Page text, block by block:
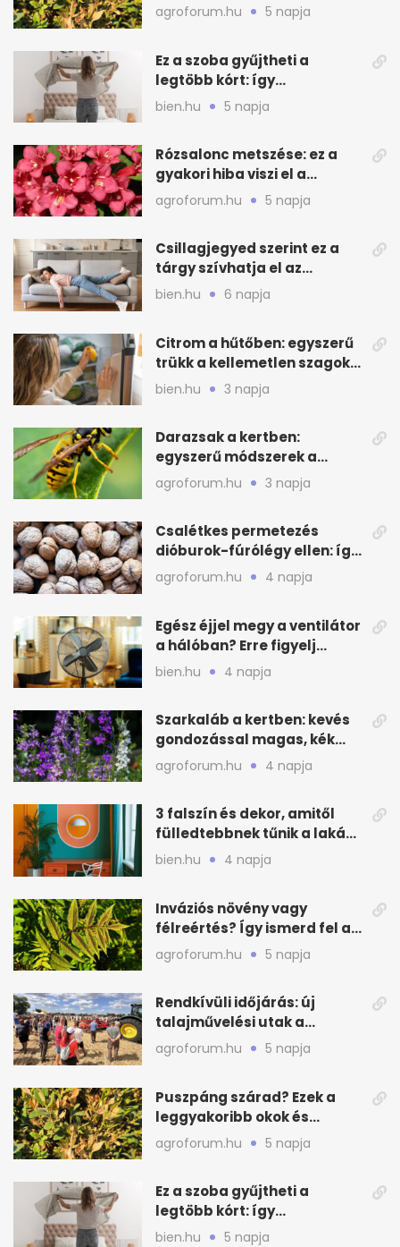
teendők
agroforum.hu 5 napja
Ez a szoba gyűjtheti a
legtöbb kórt: így
mélytisztítsd otthon
bien.hu 5 napja
Rózsalonc metszése: ez a
gyakori hiba viszi el a
virágzást
agroforum.hu 5 napja
Csillagjegyed szerint ez a
tárgy szívhatja el az
otthonod energiáját
bien.hu 6 napja
Citrom a hűtőben: egyszerű
trükk a kellemetlen szagok
ellen
bien.hu 3 napja
Darazsak a kertben:
egyszerű módszerek a
távoltartásukra nyáron
agroforum.hu 3 napja
Csalétkes permetezés
dióburok-fúrólégy ellen: így
csináld a kertben
agroforum.hu 4 napja
Egész éjjel megy a ventilátor
a hálóban? Erre figyelj
alvásnál nyáron
bien.hu 4 napja
Szarkaláb a kertben: kevés
gondozással magas, kék
virágfalat ad
agroforum.hu 4 napja
3 falszín és dekor, amitől
fülledtebbnek tűnik a lakás
nyáron
bien.hu 4 napja
Inváziós növény vagy
félreértés? Így ismerd fel a
valódi kockázatot
agroforum.hu 5 napja
Rendkívüli időjárás: új
talajművelési utak a
gazdáknak
agroforum.hu 5 napja
Puszpáng szárad? Ezek a
leggyakoribb okok és
teendők
agroforum.hu 5 napja
Ez a szoba gyűjtheti a
legtöbb kórt: így
mélytisztítsd otthon
bien.hu 5 napja